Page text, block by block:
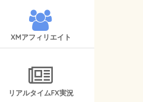
XMアフィリエイト
リアルタイムFX実況